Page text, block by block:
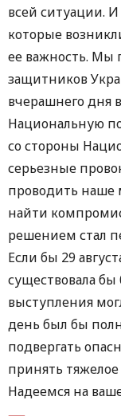
всей ситуации.
которые
ее важность. Мы
защитников
вчерашнего дня
Национальную
со стороны
серьезные
проводить наше
найти
решением стал
Если бы 29
существовала бы
выступления
день был бы
подвергать
принять
Надеемся на